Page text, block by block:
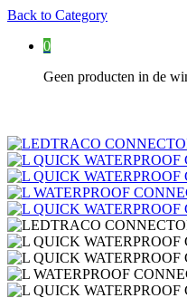
Back to Category
0
Geen producten in de